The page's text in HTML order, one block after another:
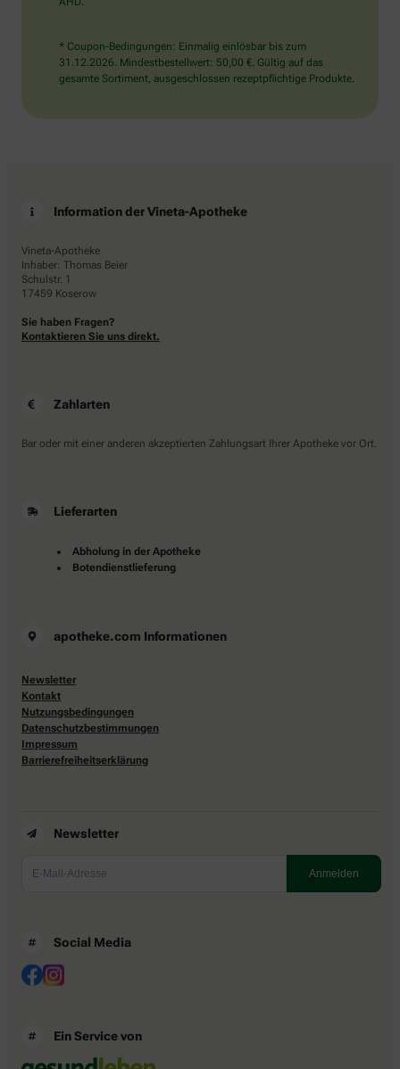
* Coupon-Bedingungen: Einmalig einlösbar bis zum
31.12.2026. Mindestbestellwert: 50,00 €. Gültig auf das
gesamte Sortiment, ausgeschlossen rezeptpflichtige Produkte.
Information der Vineta-Apotheke
Vineta-Apotheke
Inhaber: Thomas Beier
Schulstr. 1
17459 Koserow
Sie haben Fragen?
Kontaktieren Sie uns direkt.
Zahlarten
Bar oder mit einer anderen akzeptierten Zahlungsart Ihrer Apotheke vor Ort.
Lieferarten
Abholung in der Apotheke
Botendienstlieferung
apotheke.com Informationen
Newsletter
Kontakt
Nutzungsbedingungen
Datenschutzbestimmungen
Impressum
Barrierefreiheitserklärung
Newsletter
Social Media
Ein Service von